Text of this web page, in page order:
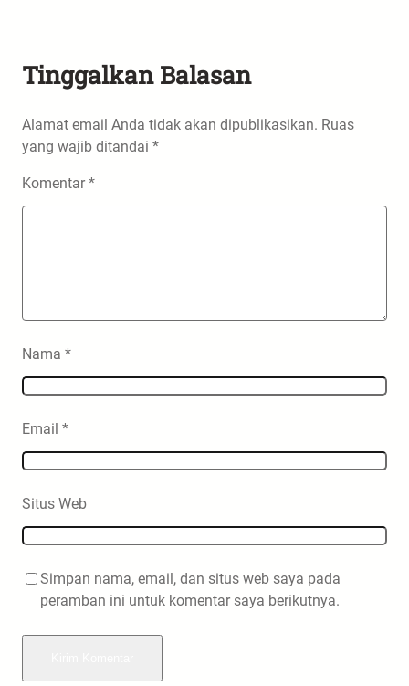
Tinggalkan Balasan
Alamat email Anda tidak akan dipublikasikan. Ruas
yang wajib ditandai *
Komentar*
Nama *
Email *
Situs Web
Simpan nama, email, dan situs web saya pada
peramban ini untuk komentar saya berikutnya.